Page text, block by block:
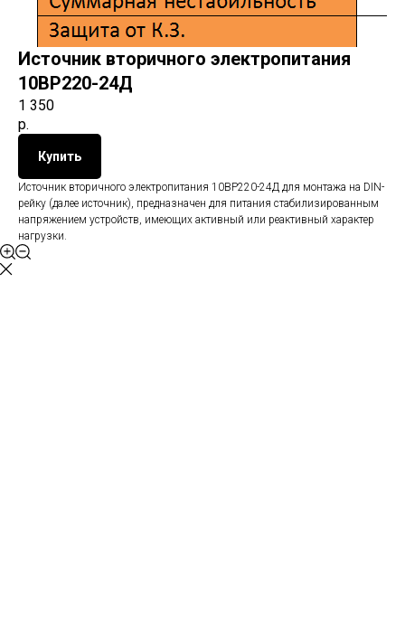
Источник вторичного электропитания
10ВР220-24Д
1 350
р.
Купить
Источник вторичного электропитания 10ВР220-24Д для монтажа на DIN-
рейку (далее источник), предназначен для питания стабилизированным
напряжением устройств, имеющих активный или реактивный характер
нагрузки.